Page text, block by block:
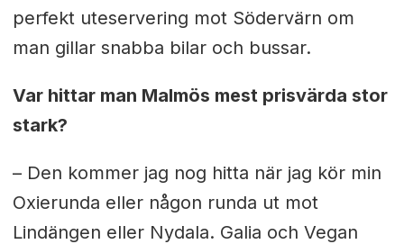
perfekt uteservering mot Södervärn om
man gillar snabba bilar och bussar.
Var hittar man Malmös mest prisvärda stor
stark?
– Den kommer jag nog hitta när jag kör min
Oxierunda eller någon runda ut mot
Lindängen eller Nydala. Galia och Vegan